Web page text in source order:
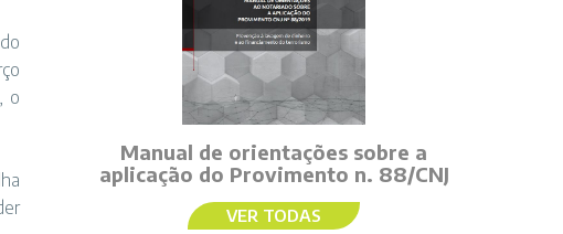
o
Manual de orientações sobre a
aplicação do Provimento n. 88/CNJ
VER TODAS